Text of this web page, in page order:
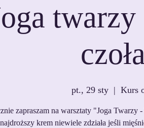
twarzy
pt., 29 sty
  |
Kurs
zapraszam na warsztaty "Joga Twarzy
krem niewiele zdziała jeśli